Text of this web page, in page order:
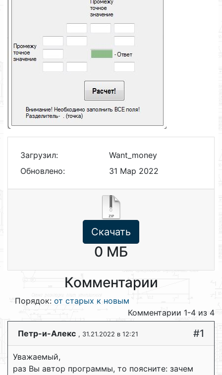
Загрузил:
Want_money
Обновлено:
31 Мар 2022
Скачать
0 МБ
Комментарии
Порядок: от старых к новым
Комментарии 1-4 из 4
Петр-и-Алекс , 31.21.2022 в 12:21 #1
Уважаемый,
раз Вы автор программы, то поясните: зачем